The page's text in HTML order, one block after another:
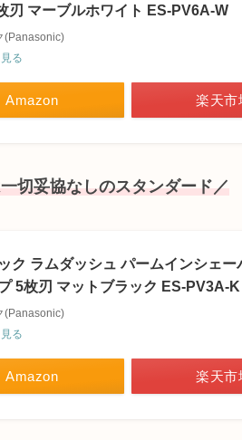
刃 マーブルホワイト ES-PV6A-W
(Panasonic)
る
Amazon 楽天市
切妥協なしのスタンダード／
ク ラムダッシュ パームインシェ
5枚刃 マットブラック ES-PV3A-K
(Panasonic)
る
Amazon 楽天市